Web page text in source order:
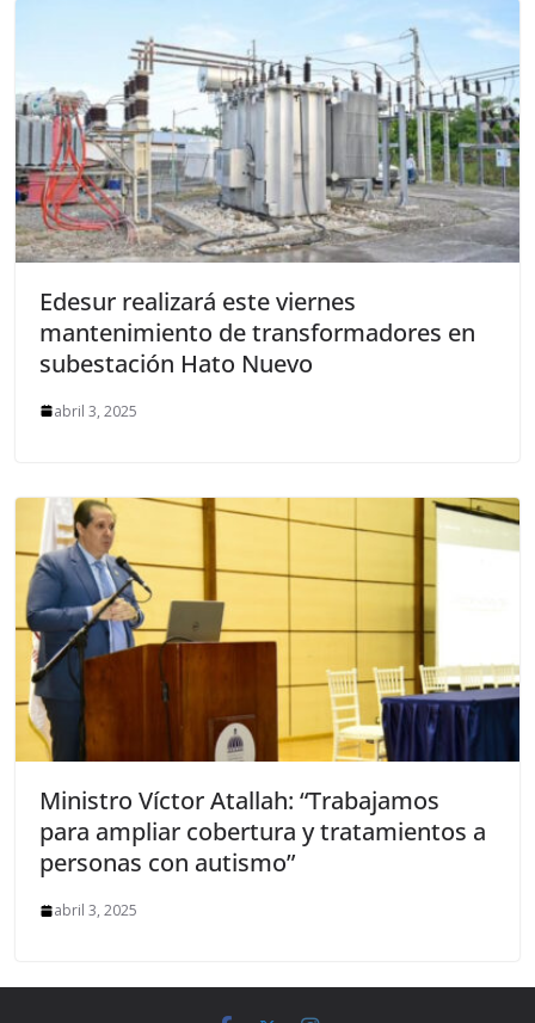
Edesur realizará este viernes
mantenimiento de transformadores en
subestación Hato Nuevo
abril 3, 2025
Ministro Víctor Atallah: “Trabajamos
para ampliar cobertura y tratamientos a
personas con autismo”
abril 3, 2025